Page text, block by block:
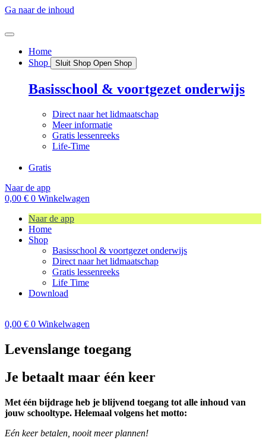
Ga naar de inhoud
Home
Shop
Sluit Shop Open Shop
Basisschool & voortgezet onderwijs
Direct naar het lidmaatschap
Meer informatie
Gratis lessenreeks
Life-Time
Gratis
Naar de app
0,00 € 0 Winkelwagen
Naar de app
Home
Shop
Basisschool & voortgezet onderwijs
Direct naar het lidmaatschap
Gratis lessenreeks
Life Time
Download
0,00 € 0 Winkelwagen
Levenslange toegang
Je betaalt maar één keer
Met één bijdrage heb je blijvend toegang tot alle inhoud van
jouw schooltype. Helemaal volgens het motto:
Eén keer betalen, nooit meer plannen!